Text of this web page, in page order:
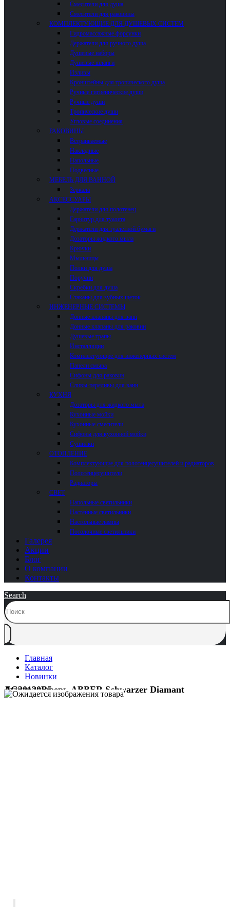
Смесители для душа
Смесители для раковины
КОМПЛЕКТУЮЩИЕ ДЛЯ ДУШЕВЫХ СИСТЕМ
Гидромассажные форсунки
Держатели для ручного душа
Душевые наборы
Душевые шланги
Изливы
Кронштейны для тропического душа
Ручные гигиенические души
Ручные души
Тропические души
Угловые соединения
РАКОВИНЫ
Встраиваемые
Накладные
Напольные
Подвесные
МЕБЕЛЬ ДЛЯ ВАННОЙ
Зеркала
АКСЕССУАРЫ
Держатели для полотенец
Гарнитур для туалета
Держатели для туалетной бумаги
Дозаторы жидкого мыла
Крючки
Мыльницы
Полки для душа
Поручни
Скребки для душа
Стаканы для зубных щеток
ИНЖЕНЕРНЫЕ СИСТЕМЫ
Донные клапаны для ванн
Донные клапаны для раковин
Душевые трапы
Инсталляции
Комплектующие для инженерных систем
Панели смыва
Сифоны для раковин
Сливы-переливы для ванн
КУХНЯ
Дозаторы для жидкого мыла
Кухонные мойки
Кухонные смесители
Сифоны для кухонной мойки
Сушилки
ОТОПЛЕНИЕ
Комплектующие для полотенцесушителей и радиаторов
Полотенцесушители
Радиаторы
СВЕТ
Напольные светильники
Настенные светильники
Настольные лампы
Потолочные светильники
Галерея
Акции
Блог
О компании
Контакты
Search
Главная
Каталог
Новинки
Душевая дверь ABBER Schwarzer Diamant AG30120B5